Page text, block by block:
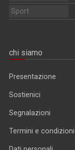
Sport
chi siamo
Presentazione
Sostienici
Segnalazioni
Termini e condizioni